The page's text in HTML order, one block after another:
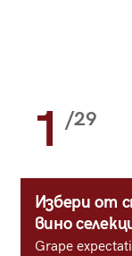
1 /29
Избери от
вино
Grape